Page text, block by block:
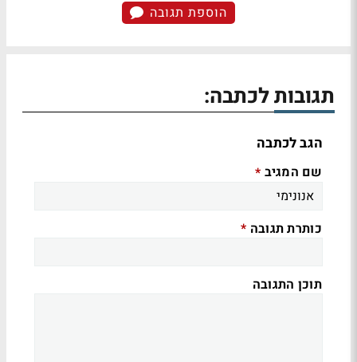
הוספת תגובה
תגובות לכתבה:
הגב לכתבה
שם המגיב *
כותרת תגובה *
תוכן התגובה